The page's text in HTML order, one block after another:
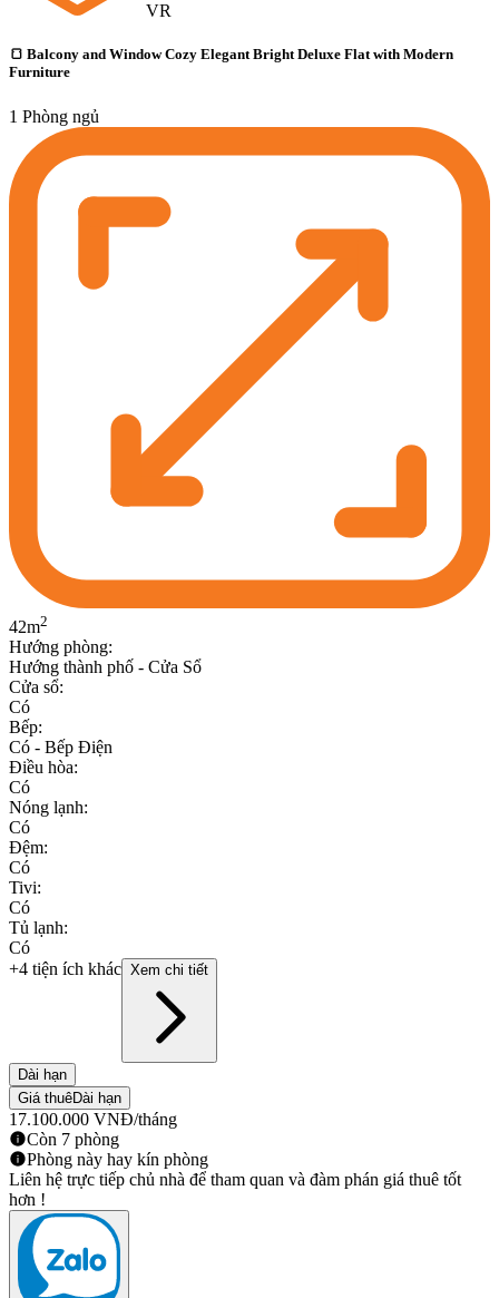
VR
🍞 Balcony and Window Cozy Elegant Bright Deluxe Flat with Modern
Furniture
1 Phòng ngủ
42m2
Hướng phòng:
Hướng thành phố - Cửa Sổ
Cửa sổ:
Có
Bếp:
Có - Bếp Điện
Điều hòa:
Có
Nóng lạnh:
Có
Đệm:
Có
Tivi:
Có
Tủ lạnh:
Có
+4 tiện ích khác Xem chi tiết
Dài hạn
Giá thuêDài hạn
17.100.000 VNĐ/tháng
Còn 7 phòng
Phòng này hay kín phòng
Liên hệ trực tiếp chủ nhà để tham quan và đàm phán giá thuê tốt
hơn !